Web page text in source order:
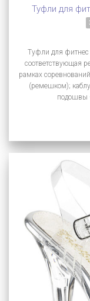
Туфли для
Туфли для фитнес
соответствующая
рамках
(ремешком);
подошвы